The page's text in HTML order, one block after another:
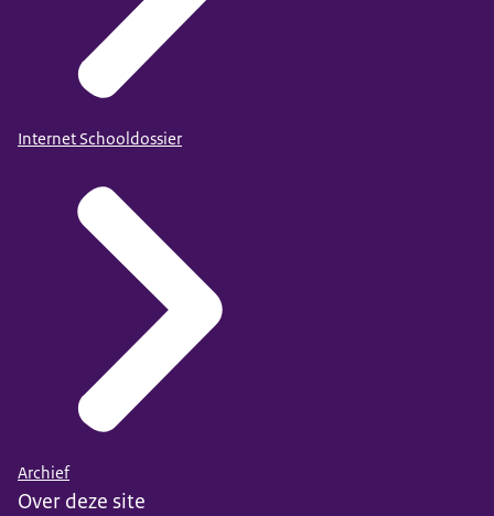
Internet Schooldossier
Archief
Over deze site